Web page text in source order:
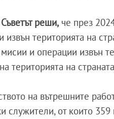
реши, че през
извън територията на
мисии и операции извън
територията на
на вътрешните
служители, от които